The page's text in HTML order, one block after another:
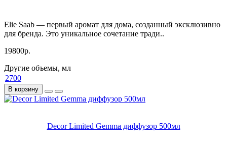
Elie Saab — первый аромат для дома, созданный эксклюзивно
для бренда. Это уникальное сочетание тради..
19800р.
Другие объемы, мл
2700
В корзину
Decor Limited Gemma диффузор 500мл